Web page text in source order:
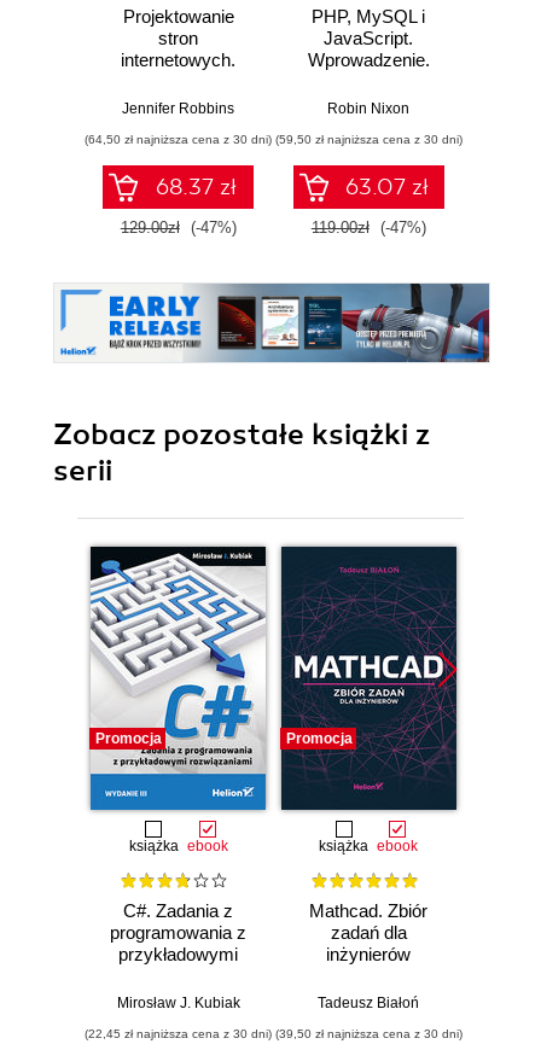
Projektowanie
stron
internetowych.
początkujących
HTML5, CSS3 i
grafice. Wydanie V
Jennifer Robbins
(64,50 zł najniższa cena z 30 dni)
68.37 zł
129.00zł (-47%)
PHP, MySQL i
JavaScript.
Wprowadzenie.
Robin Nixon
(59,50 zł najniższa cena z 30 dni)
63.07 zł
119.00zł (-47%)
Zobacz pozostałe książki z
serii
Promocja
książka ebook
C#. Zadania z
programowania z
przykładowymi
Wydanie III
Mirosław J. Kubiak
(22,45 zł najniższa cena z 30 dni)
Promocja
książka ebook
Mathcad. Zbiór
zadań dla
inżynierów
Tadeusz Białoń
(39,50 zł najniższa cena z 30 dni)